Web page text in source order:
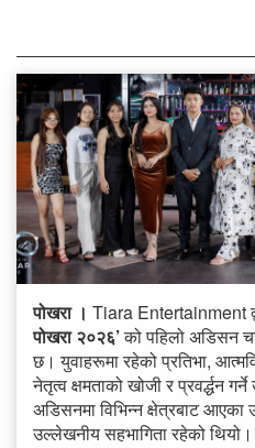
पोखरा । Tiara Entertainment
पोखरा २०२६’को पहिलो अडिसन
छ। युवाहरूमा रहेको प्रतिभा,
नेतृत्व क्षमताको खोजी र प्रवर्द्धन
अडिसनमा विभिन्न क्षेत्रबाट आएका
उल्लेखनीय सहभागिता रहेको थियो।